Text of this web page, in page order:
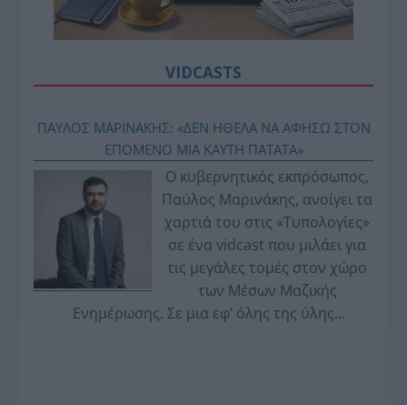
VIDCASTS
ΠΑΥΛΟΣ ΜΑΡΙΝΑΚΗΣ: «ΔΕΝ ΗΘΕΛΑ ΝΑ ΑΦΗΣΩ ΣΤΟΝ
ΕΠΟΜΕΝΟ ΜΙΑ ΚΑΥΤΗ ΠΑΤΑΤΑ»
Ο κυβερνητικός εκπρόσωπος,
Παύλος Μαρινάκης, ανοίγει τα
χαρτιά του στις «Τυπολογίες»
σε ένα vidcast που μιλάει για
τις μεγάλες τομές στον χώρο
των Μέσων Μαζικής
Ενημέρωσης. Σε μια εφ’ όλης της ύλης